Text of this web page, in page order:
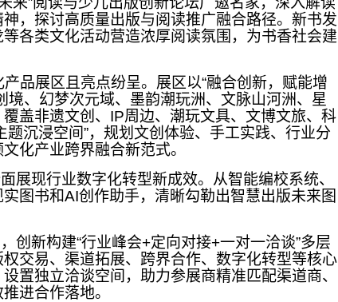
神，探讨高质量出版与阅读推广融合路径。新书发
各类文化活动营造浓厚阅读氛围，为书香社会建
品展区且亮点纷呈。展区以“融合创新，赋能增
境、幻梦次元域、墨韵潮玩洲、文脉山河洲、星
盖非遗文创、IP周边、潮玩文具、文博文旅、科
题沉浸空间”，规划文创体验、手工实践、行业分
化产业跨界融合新范式。
展现行业数字化转型新成效。从智能编校系统、
图书和AI创作助手，清晰勾勒出智慧出版未来图
创新构建“行业峰会+定向对接+一对一洽谈”多层
交易、渠道拓展、跨界合作、数字化转型等核心
置独立洽谈空间，助力参展商精准匹配渠道商、
进合作落地。